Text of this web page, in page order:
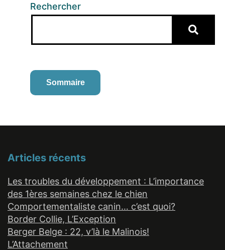
Rechercher
Sommaire
Articles récents
Les troubles du développement : L’importance
des 1ères semaines chez le chien
Comportementaliste canin… c’est quoi?
Border Collie, L’Exception
Berger Belge : 22, v’là le Malinois!
L’Attachement